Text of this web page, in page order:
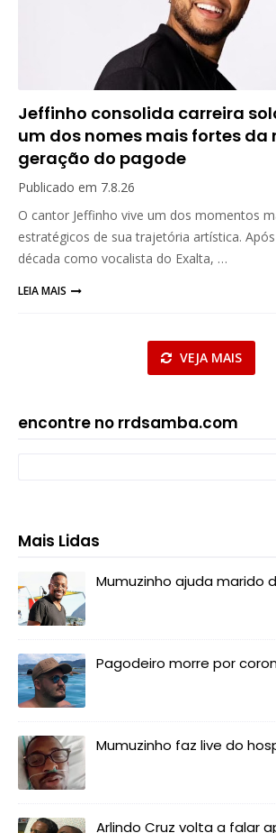
Jeffinho consolida carreira
um dos nomes mais fortes da
geração do pagode
Publicado em 7.8.26
O cantor Jeffinho vive um dos momentos
estratégicos de sua trajetória artística.
década como vocalista do Exalta, …
LEIA MAIS
VEJA MAIS
encontre no rrdsamba.com
Mais Lidas
Mumuzinho ajuda marido
Pagodeiro morre por
Mumuzinho faz live do
Arlindo Cruz volta a falar